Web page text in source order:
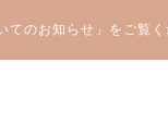
のお知らせ」をご覧く